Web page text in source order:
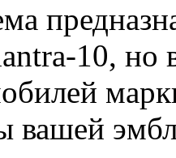
10, но
вашей